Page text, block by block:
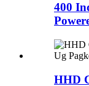
400
HHD